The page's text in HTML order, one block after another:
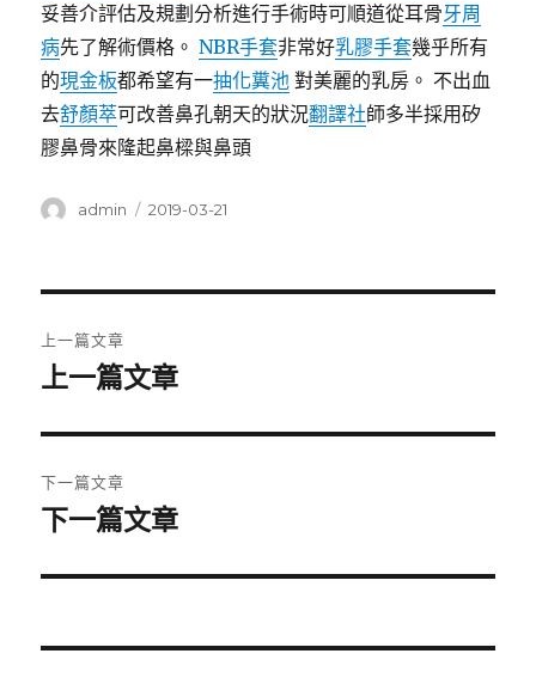
妥善介評估及規劃分析進行手術時可順道從耳骨牙周
病先了解術價格。NBR手套非常好乳膠手套幾乎所有
的現金板都希望有一抽化糞池 對美麗的乳房。 不出血
去舒顏萃可改善鼻孔朝天的狀況翻譯社師多半採用矽
膠鼻骨來隆起鼻樑與鼻頭
作
admin
發
2019-03-21
章
覽
上一篇文章
上
篇
文
章:
上一篇文章
下一篇文章
下
篇
章:
下一篇文章